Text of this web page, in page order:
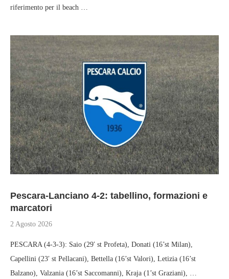
riferimento per il beach …
Pescara-Lanciano 4-2: tabellino, formazioni e
marcatori
2 Agosto 2026
PESCARA (4-3-3): Saio (29′ st Profeta), Donati (16’st Milan),
Capellini (23′ st Pellacani), Bettella (16’st Valori), Letizia (16’st
Balzano), Valzania (16’st Saccomanni), Kraja (1’st Graziani), …